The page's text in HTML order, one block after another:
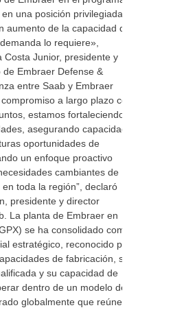
una posición privilegiada
aumento de la capacidad de
lo requiere»,
Costa Junior, presidente y
Embraer Defense &
entre Saab y Embraer
a largo plazo con
estamos fortaleciendo
asegurando capacidad
oportunidades de
un enfoque proactivo
cambiantes de
toda la región”, declaró
presidente y director
La planta de Embraer en
se ha consolidado como
estratégico, reconocido por
de fabricación, su
y su capacidad de
dentro de un modelo de
globalmente que reúne a